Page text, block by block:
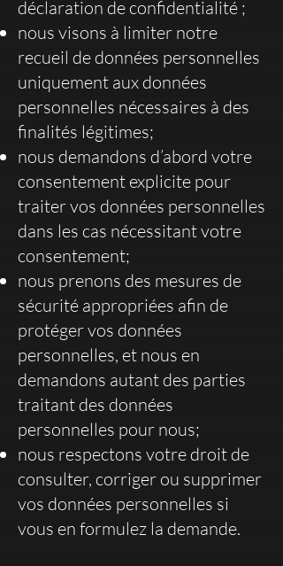
déclaration de confidentialité ;
nous visons à limiter notre
recueil de données personnelles
uniquement aux données
personnelles nécessaires à des
finalités légitimes;
nous demandons d’abord votre
consentement explicite pour
traiter vos données personnelles
dans les cas nécessitant votre
consentement;
nous prenons des mesures de
sécurité appropriées afin de
protéger vos données
personnelles, et nous en
demandons autant des parties
traitant des données
personnelles pour nous;
nous respectons votre droit de
consulter, corriger ou supprimer
vos données personnelles si
vous en formulez la demande.